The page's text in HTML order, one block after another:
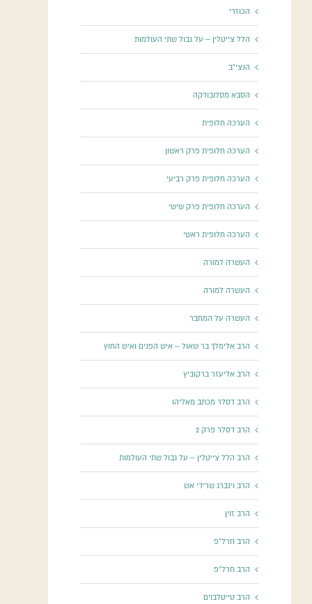
הכוזרי
הלל צייטלין – על גבול שתי העולמות
הנצי"ב
הסבא מסלובודקה
הערכה חלופית
הערכה חלופית פרק ראשון
הערכה חלופית פרק רביעי
הערכה חלופית פרק שישי
הערכה חלופית ראשי
העשרה למורה
העשרה למורה
העשרה על המחבר
הרב אלימלך בר שאול – איש הפנים ואיש החוץ
הרב אליעזר ברקוביץ
הרב דסלר מכתב מאליהו
הרב דסלר פרק 2
הרב הלל צייטלין – על גבול שתי העולמות
הרב וינברג שרידי אש
הרב זוין
הרב חרל"פ
הרב חרל"פ
הרב טייטלבוים